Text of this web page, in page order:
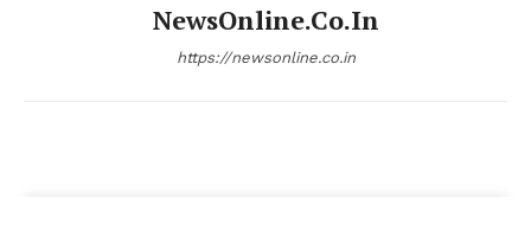
NewsOnline.co.in
https://newsonline.co.in